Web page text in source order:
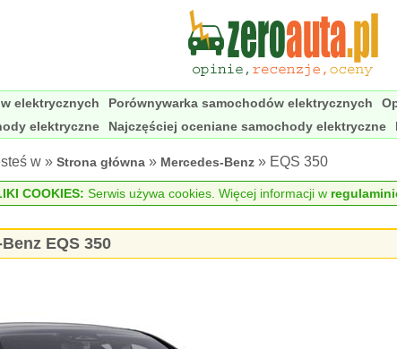
elektrycznych Porównywarka samochodów elektrycznych
elektryczne
Najczęściej oceniane samochody elektryczne
w » Strona główna » Mercedes-Benz » EQS 350
COOKIES: Serwis używa cookies. Więcej informacji w
EQS 350